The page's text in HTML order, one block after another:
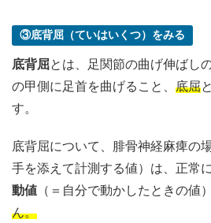
③底背屈（ていはいくつ）をみる
底背屈とは、足関節の曲げ伸ばし
の甲側に足首を曲げること、 底屈
す。
底背屈について、腓骨神経麻痺の場
手を添えて計測する値）は、正常
動値 （＝自分で動かしたときの値
ん。